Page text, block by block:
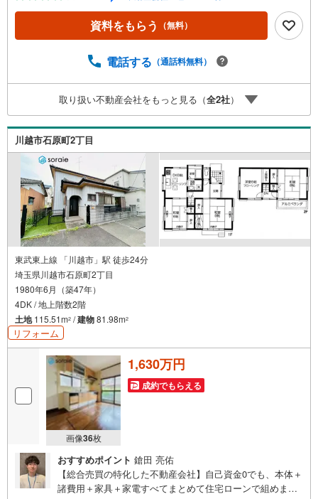
約6.2m、お車の出し入れもスムーズ。・閑静な住宅街で叶
える、落ち着いた暮らしのステージ。Public Relations ----
◇弊社は埼玉県を中心に創業30年超の実績ある不動産会社
スペースがあります。◇提携FPへの無料個別相談サービス
仕様で経済的かつ安心な暮らしが叶います。南向きの明る
い室内で、穏やかな新生活をスタートしませんか。
資料をもらう （無料）
電話する （通話料無料）
取り扱い不動産会社をもっと見る（全2社）
川越市石原町2丁目
東武東上線 「川越市」駅 徒歩24分
埼玉県川越市石原町2丁目
1980年6月（築47年）
4DK / 地上階数2階
土地115.51m2 /建物81.98m2
リフォーム
画像36枚
1,630万円
成約でもらえる
おすすめポイント 鎗田 亮佑
【総合売買の特化した不動産会社】自己資金0でも、本体＋
諸費用＋家具＋家電すべてまとめて住宅ローンで組めま